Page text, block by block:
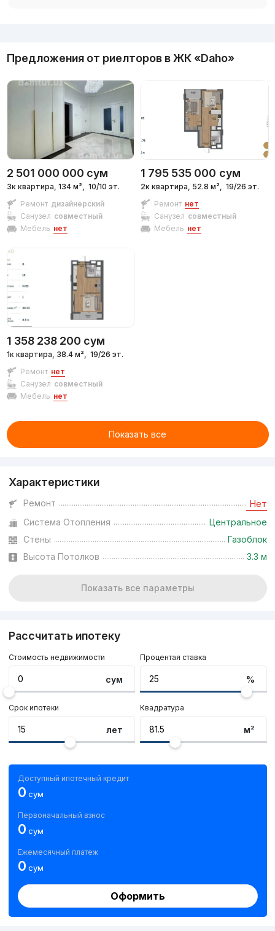
Предложения от риелторов в ЖК «Daho»
2 501 000 000 сум
3к квартира, 134 м², 10/10 эт.
Ремонт дизайнерский
Санузел совместный
Мебель нет
1 795 535 000 сум
2к квартира, 52.8 м², 19/26 эт.
Ремонт нет
Санузел совместный
Мебель нет
1 358 238 200 сум
1к квартира, 38.4 м²,
19/26 эт.
Ремонт нет
Санузел совместный
Мебель нет
Показать все
Характеристики
Ремонт Нет
Система Отопления
Центральное
Стены
Газоблок
Высота Потолков
3.3 м
Показать все параметры
Рассчитать ипотеку
Стоимость недвижимости
сум
Срок ипотеки
лет
Процентая ставка
%
Квадратура
м²
Доступный ипотечный кредит
0 сум
Первоначальный взнос
0 сум
Ежемесячный платеж
0 сум
Оформить